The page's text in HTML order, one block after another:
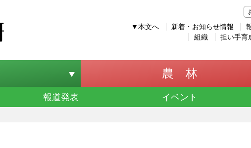
▼本文へ 新着・お知らせ情報
組織
担い手育
農 林
報道発表 イベント